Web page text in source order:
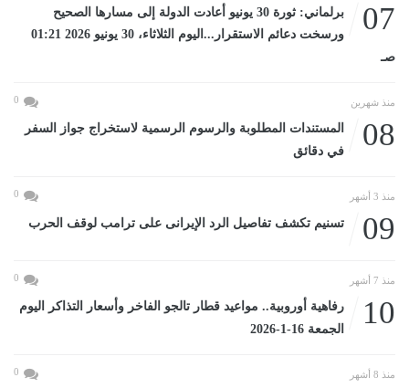
07
برلماني: ثورة 30 يونيو أعادت الدولة إلى مسارها الصحيح
ورسخت دعائم الاستقرار...اليوم الثلاثاء، 30 يونيو 2026 01:21
صـ
منذ شهرين 0
08
المستندات المطلوبة والرسوم الرسمية لاستخراج جواز السفر
في دقائق
منذ 3 أشهر 0
09 تسنيم تكشف تفاصيل الرد الإيرانى على ترامب لوقف الحرب
منذ 7 أشهر 0
10
رفاهية أوروبية.. مواعيد قطار تالجو الفاخر وأسعار التذاكر اليوم
الجمعة 16-1-2026
منذ 8 أشهر 0